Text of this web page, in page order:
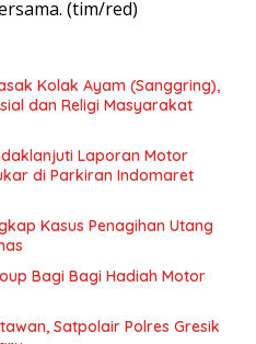
(tim/red)
Kolak Ayam (Sanggring),
dan Religi Masyarakat
Laporan Motor
di Parkiran Indomaret
Kasus Penagihan Utang
Bagi Bagi Hadiah Motor
Satpolair Polres Gresik